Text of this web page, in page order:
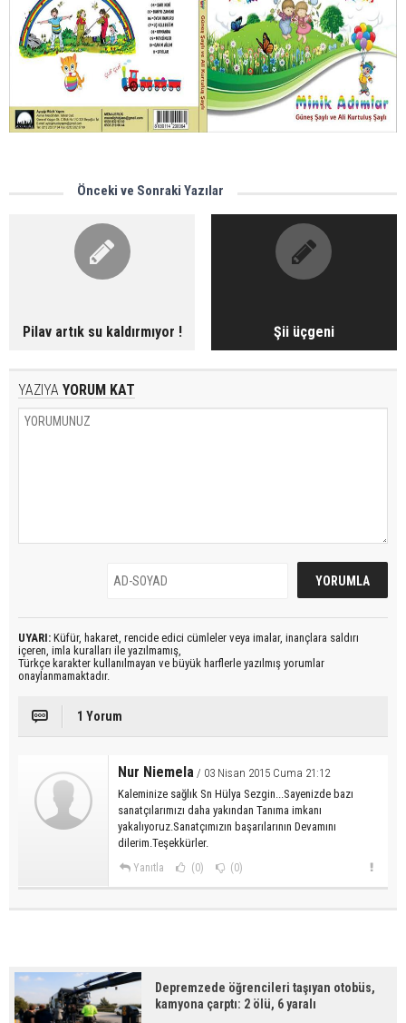
Önceki ve Sonraki Yazılar
Pilav artık su kaldırmıyor ! Şii üçgeni
YAZIYA YORUM KAT
UYARI: Küfür, hakaret, rencide edici cümleler veya imalar, inançlara saldırı
içeren, imla kuralları ile yazılmamış,
Türkçe karakter kullanılmayan ve büyük harflerle yazılmış yorumlar
onaylanmamaktadır.
1 Yorum
Nur Niemela / 03 Nisan 2015 Cuma 21:12
Kaleminize sağlık Sn Hülya Sezgin...Sayenizde bazı
sanatçılarımızı daha yakından Tanıma imkanı
yakalıyoruz.Sanatçımızın başarılarının Devamını
dilerim.Teşekkürler.
Yanıtla (0) (0)
Depremzede öğrencileri taşıyan otobüs,
kamyona çarptı: 2 ölü, 6 yaralı